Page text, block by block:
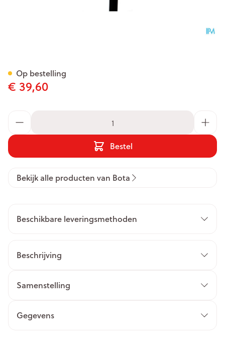
€ 39,60
Bestel
Op bestelling
Bekijk alle producten van Bota
Beschikbare leveringsmethoden
Beschrijving
Samenstelling
Gegevens